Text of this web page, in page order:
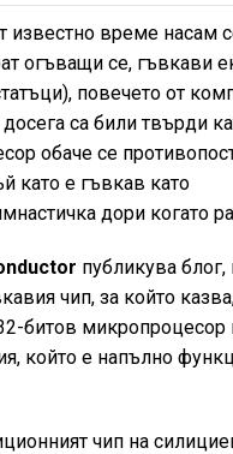
известно време насам
огъващи се, гъвкави
повечето от
са били твърди
обаче се
като е гъвкав като
дори когато
публикува блог,
чип, за който
битов микропроцесор
който е напълно
чип на